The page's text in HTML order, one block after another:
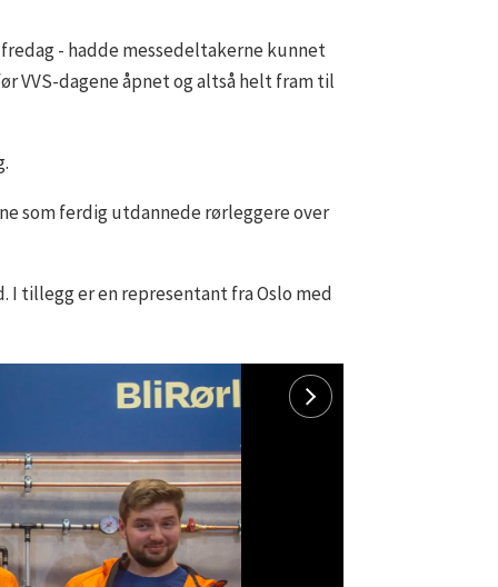
- hadde messedeltakerne kunnet
VVS-dagene åpnet og altså helt fram til
som ferdig utdannede rørleggere over
tillegg er en representant fra Oslo med